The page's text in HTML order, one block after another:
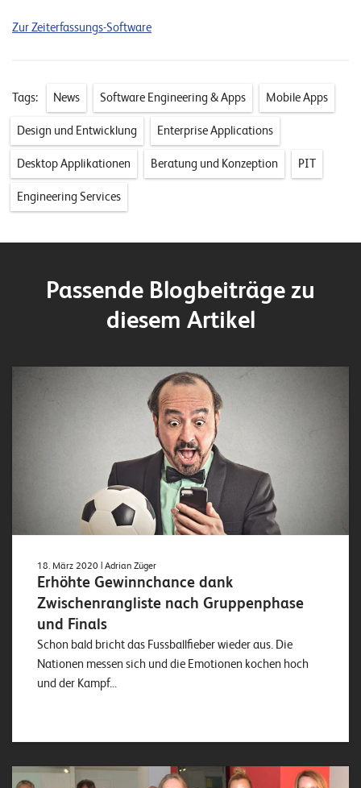
Zur Zeiterfassungs-Software
Tags: News Software Engineering & Apps Mobile Apps
Design und Entwicklung Enterprise Applications
Desktop Applikationen Beratung und Konzeption PIT
Engineering Services
Passende Blogbeiträge zu
diesem Artikel
18. März 2020 | Adrian Züger
Erhöhte Gewinnchance dank
Zwischenrangliste nach Gruppenphase
und Finals
Schon bald bricht das Fussballfieber wieder aus. Die
Nationen messen sich und die Emotionen kochen hoch
und der Kampf...